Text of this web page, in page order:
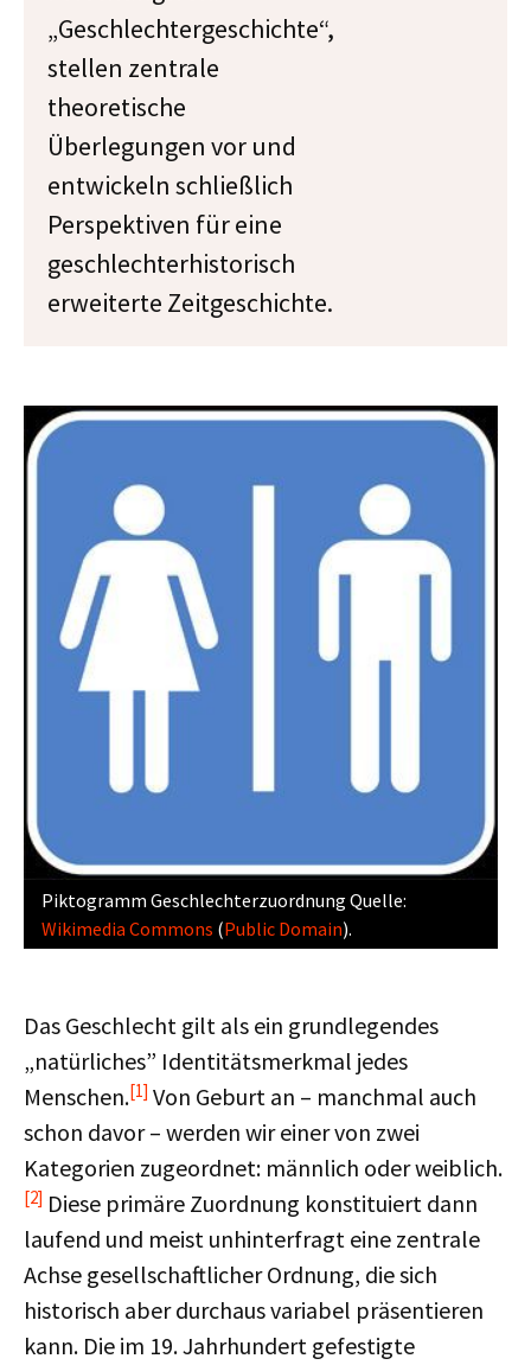
„Geschlechtergeschichte“,
stellen zentrale
theoretische
Überlegungen vor und
entwickeln schließlich
Perspektiven für eine
geschlechterhistorisch
erweiterte Zeitgeschichte.
Piktogramm Geschlechterzuordnung Quelle:
Wikimedia Commons (Public Domain).
Das Geschlecht gilt als ein grundlegendes
„natürliches” Identitätsmerkmal jedes
Menschen.[1] Von Geburt an – manchmal auch
schon davor – werden wir einer von zwei
Kategorien zugeordnet: männlich oder weiblich.
[2] Diese primäre Zuordnung konstituiert dann
laufend und meist unhinterfragt eine zentrale
Achse gesellschaftlicher Ordnung, die sich
historisch aber durchaus variabel präsentieren
kann. Die im 19. Jahrhundert gefestigte